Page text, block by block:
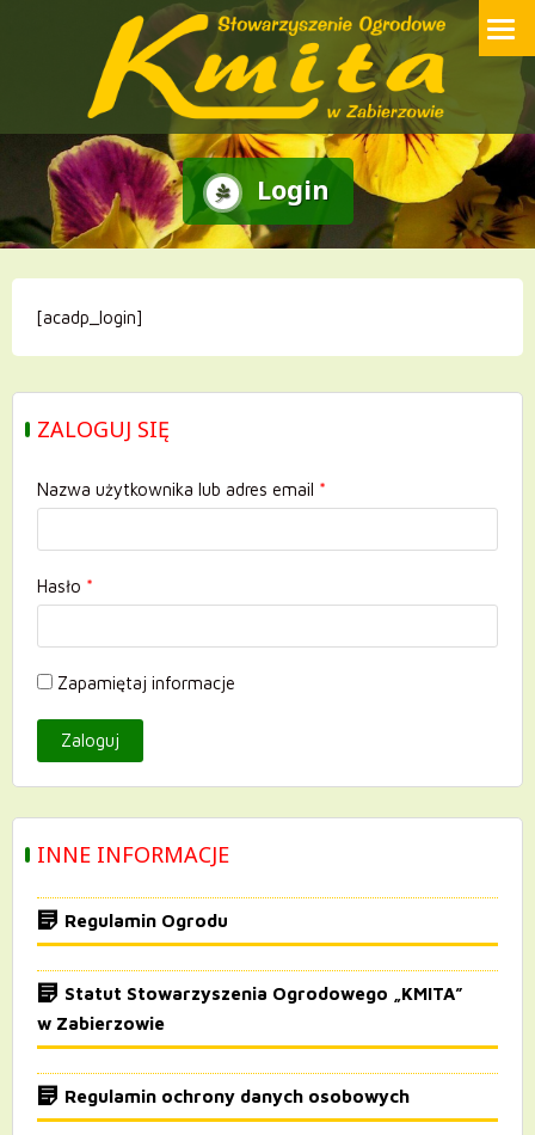
Strona internetowa Stowarzyszenia Ogrodowego ROD Kmita w
Zabierzowie
Login
[acadp_login]
ZALOGUJ SIĘ
Nazwa użytkownika lub adres email *
Hasło *
Zapamiętaj informacje
INNE INFORMACJE
Regulamin Ogrodu
Statut Stowarzyszenia Ogrodowego „KMITA”
w Zabierzowie
Regulamin ochrony danych osobowych